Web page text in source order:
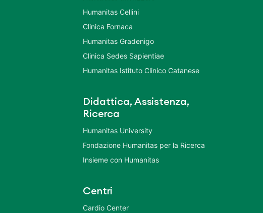
Humanitas Cellini
Clinica Fornaca
Humanitas Gradenigo
Clinica Sedes Sapientiae
Humanitas Istituto Clinico Catanese
Didattica, Assistenza,
Ricerca
Humanitas University
Fondazione Humanitas per la Ricerca
Insieme con Humanitas
Centri
Cardio Center